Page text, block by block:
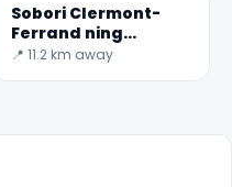
Sobori Clermont-
Ferrand ning
General Asar
📍 11.2 km away